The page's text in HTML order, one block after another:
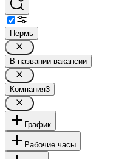
Пермь
В названии вакансии
Компания3
График
Рабочие часы